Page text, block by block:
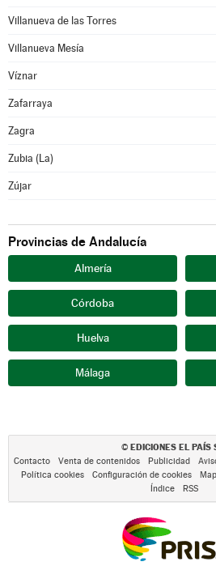
Villanueva de las Torres
Villanueva Mesía
Víznar
Zafarraya
Zagra
Zubia (La)
Zújar
Provincias de Andalucía
Almería
Córdoba
Huelva
Málaga
© EDICIONES EL PAÍS
Contacto Venta de contenidos Publicidad
Política cookies
Configuración de cookies
Índice
RSS